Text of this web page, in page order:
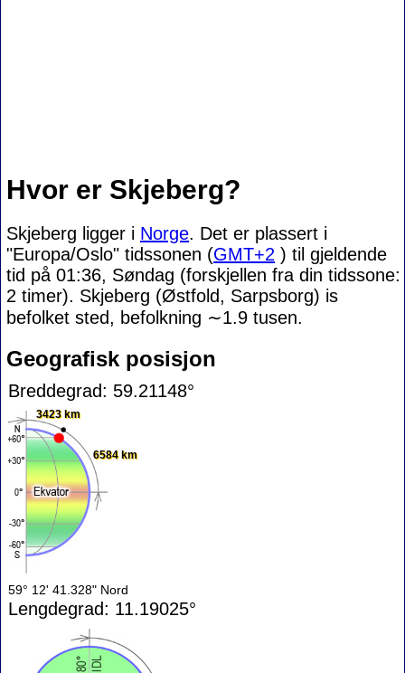
Hvor er Skjeberg?
Skjeberg ligger i Norge. Det er plassert i
"Europa/Oslo" tidssonen (GMT+2 ) til gjeldende
tid på 01:36, Søndag (forskjellen fra din tidssone:
2 timer). Skjeberg (Østfold, Sarpsborg) is
befolket sted, befolkning ∼1.9 tusen.
Geografisk posisjon
Breddegrad: 59.21148°
3423 km
6584 km
59° 12' 41.328" Nord
Lengdegrad: 11.19025°